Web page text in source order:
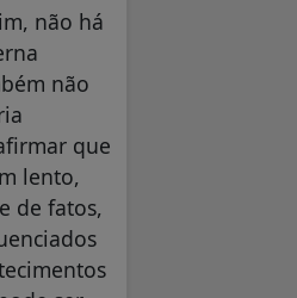
não há
não
que
lento,
de fatos,